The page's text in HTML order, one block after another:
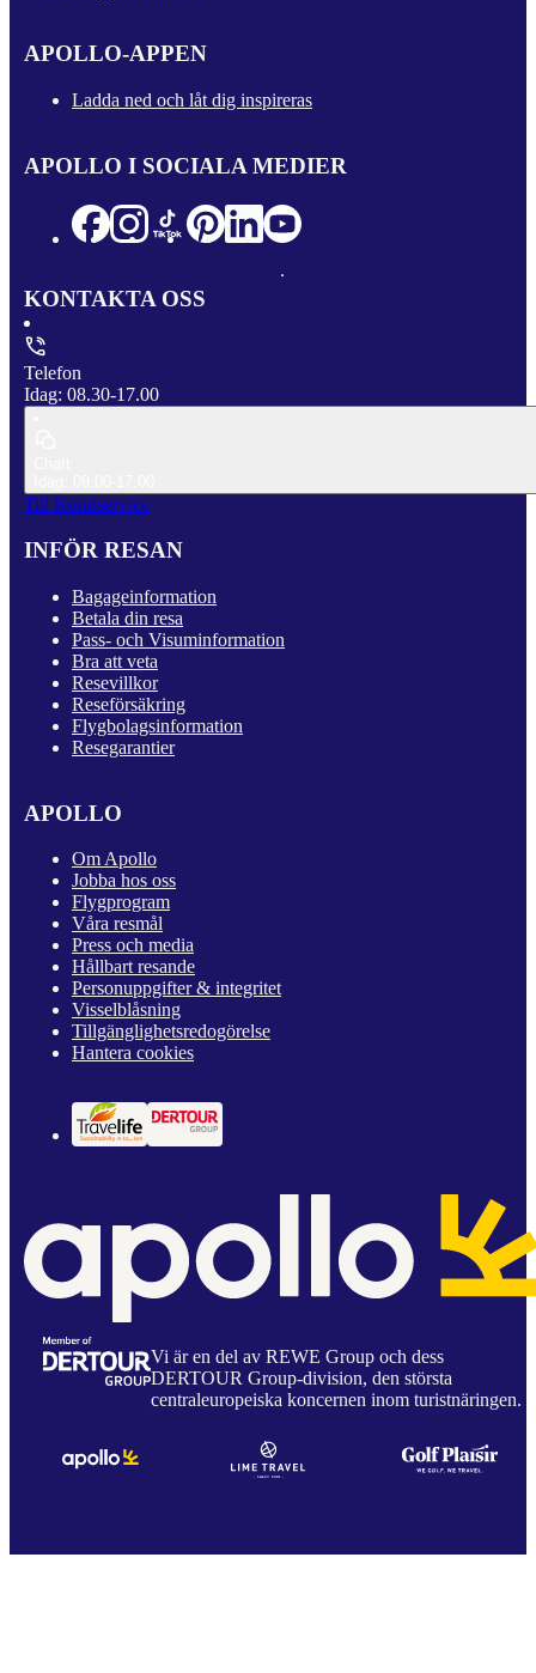
APOLLO-APPEN
Ladda ned och låt dig inspireras
APOLLO I SOCIALA MEDIER
KONTAKTA OSS
Telefon
Idag: 08.30-17.00
Till Kundservice
INFÖR RESAN
Bagageinformation
Betala din resa
Pass- och Visuminformation
Bra att veta
Resevillkor
Reseförsäkring
Flygbolagsinformation
Resegarantier
APOLLO
Om Apollo
Jobba hos oss
Flygprogram
Våra resmål
Press och media
Hållbart resande
Personuppgifter & integritet
Visselblåsning
Tillgänglighetsredogörelse
Hantera cookies
Vi är en del av REWE Group och dess
DERTOUR Group-division, den största
centraleuropeiska koncernen inom turistnäringen.